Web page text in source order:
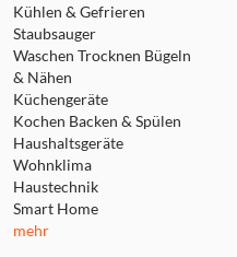
Kühlen & Gefrieren
Staubsauger
Waschen Trocknen Bügeln
& Nähen
Küchengeräte
Kochen Backen & Spülen
Haushaltsgeräte
Wohnklima
Haustechnik
Smart Home
mehr